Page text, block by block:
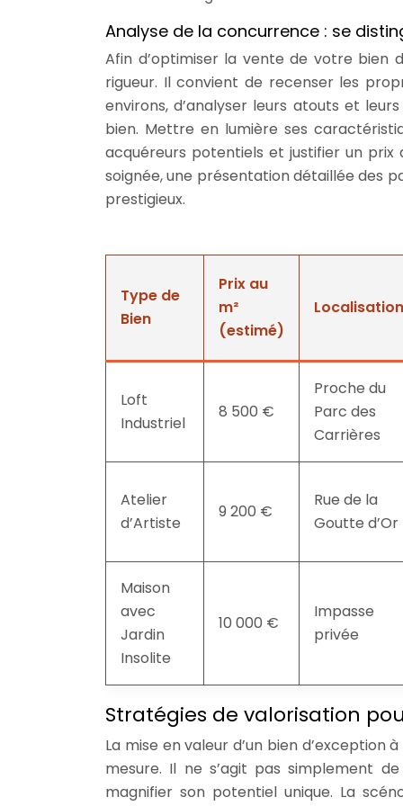
Analyse de la concurrence : se
Afin d’optimiser la vente de votre bien
rigueur. Il convient de recenser les
environs, d’analyser leurs atouts et
bien. Mettre en lumière ses
acquéreurs potentiels et justifier un
soignée, une présentation détaillée des
prestigieux.
Type de
Bien
Prix au
m²
(estimé)
Localisation
Loft
Industriel
8 500 €
Proche du
Parc des
Carrières
Atelier
d’Artiste
9 200 €
Rue de la
Goutte d’Or
Maison
avec
Jardin
Insolite
10 000 €
Impasse
privée
Stratégies de valorisation
La mise en valeur d’un bien
mesure. Il ne s’agit pas simplement
magnifier son potentiel unique. La